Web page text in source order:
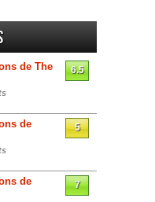
de The
6.5
de
5
de
7